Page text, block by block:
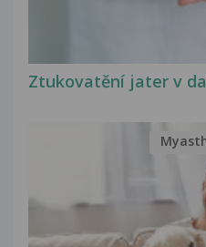
Ztukovatění jater v